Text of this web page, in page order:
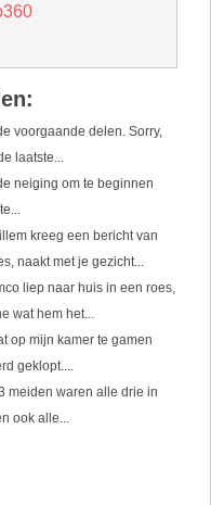
voorgaande delen. Sorry,
laatste...
neiging om te beginnen
kreeg een bericht van
naakt met je gezicht...
liep naar huis in een roes,
wat hem het...
op mijn kamer te gamen
geklopt....
meiden waren alle drie in
ook alle...